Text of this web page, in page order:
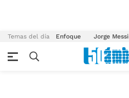
Temas del día Enfoque Jorge Messi